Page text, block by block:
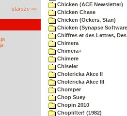
starsze »»
Chicken (ACE Newsletter)
Chicken Chase
Chicken (Ockers, Stan)
Chicken (Synapse
Chiffres et des Lettres, Des
Chimera
Chimera+
Chimere
Chiseler
Cholericka Akce II
Cholericka Akce III
Chomper
Chop Suey
Chopin 2010
Choplifter! (1982)